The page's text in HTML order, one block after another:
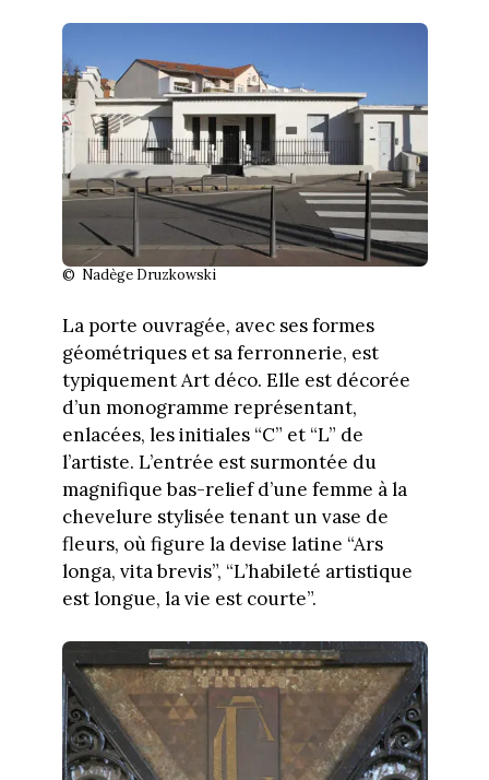
© Nadège Druzkowski
La porte ouvragée, avec ses formes
géométriques et sa ferronnerie, est
typiquement Art déco. Elle est décorée
d’un monogramme représentant,
enlacées, les initiales “C” et “L” de
l’artiste. L’entrée est surmontée du
magnifique bas-relief d’une femme à la
chevelure stylisée tenant un vase de
fleurs, où figure la devise latine “Ars
longa, vita brevis”, “L’habileté artistique
est longue, la vie est courte”.